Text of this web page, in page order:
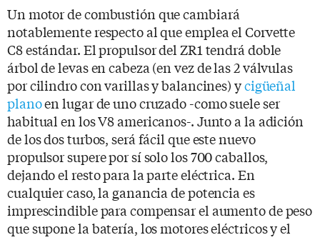
Un motor de combustión que cambiará
notablemente respecto al que emplea el Corvette
C8 estándar. El propulsor del ZR1 tendrá doble
árbol de levas en cabeza (en vez de las 2 válvulas
por cilindro con varillas y balancines) ycigüeñal
planoen lugar de uno cruzado -como suele ser
habitual en los V8 americanos-. Junto a la adición
de los dos turbos, será fácil que este nuevo
propulsor supere por sí solo los 700 caballos,
dejando el resto para la parte eléctrica. En
cualquier caso, la ganancia de potencia es
imprescindible para compensar el aumento de peso
que supone la batería, los motores eléctricos y el